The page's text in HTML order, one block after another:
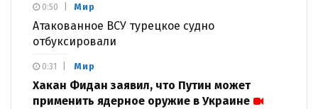
Мир
Атакованное ВСУ турецкое судно
отбуксировали
0:50
Мир
Хакан Фидан заявил, что Путин может
применить ядерное оружие в Украине
0:31